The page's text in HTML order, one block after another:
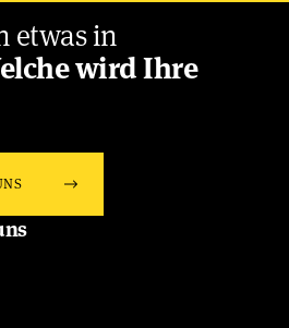
etwas in
wird Ihre